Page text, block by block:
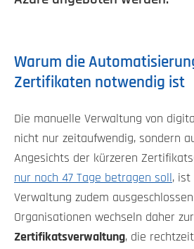
Warum die
Zertifikaten notwendig ist
Die manuelle Verwaltung von
nicht nur zeitaufwendig, sondern
Angesichts der kürzeren
nur noch 47 Tage betragen soll , ist
Verwaltung zudem
Organisationen wechseln daher zur
Zertifikatsverwaltung, die